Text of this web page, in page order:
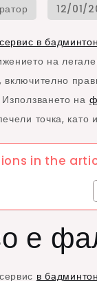
сервис в
на
включително
на
точка, като
in the
е
в